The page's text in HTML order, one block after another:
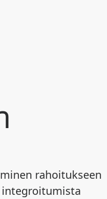
rahoitukseen